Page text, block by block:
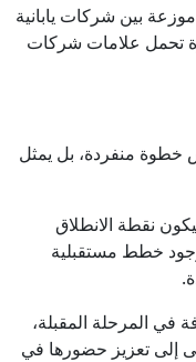
20% من السوق موزعة بين شركات يابانية
تحمل علامات شركات
خطوة منفردة، بل يمثل
نقطة الانطلاق
خطط مستقبلية
المرحلة المقبلة،
إلى تعزيز حضورها في